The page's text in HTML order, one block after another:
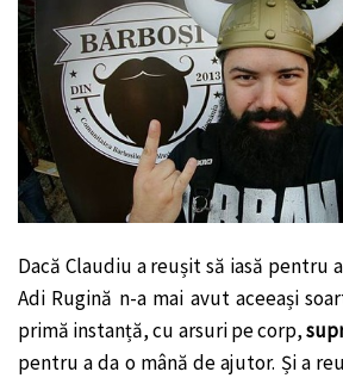
Dacă Claudiu a reușit să iasă pentru
Adi Rugină n-a mai avut aceeași
primă instanță, cu arsuri pe corp,
pentru a da o mână de ajutor. Și a